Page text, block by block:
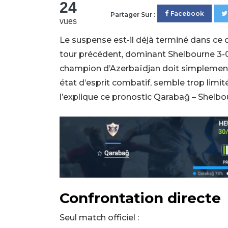
24
vues
Partager Sur : Facebook
Le suspense est-il déjà terminé dans ce
tour précédent, dominant Shelbourne 3-
champion d’Azerbaïdjan doit
état d’esprit combatif, semble trop
l’explique ce pronostic Qarabağ –
Confrontation directe
Seul match officiel :